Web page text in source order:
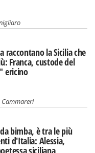
raccontano la Sicilia che
Franca, custode del
ericino
Cammareri
bimba, è tra le più
d'Italia: Alessia,
siciliana